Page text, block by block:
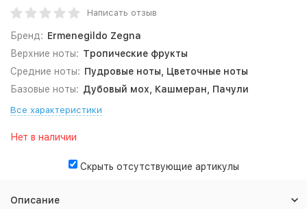
Написать отзыв
Бренд: Ermenegildo Zegna
Верхние ноты: Тропические фрукты
Средние ноты: Пудровые ноты, Цветочные ноты
Базовые ноты: Дубовый мох, Кашмеран, Пачули
Все характеристики
Нет в наличии
Скрыть отсутствующие артикулы
Описание